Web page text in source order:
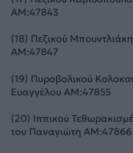
ΑΜ:47843
(18) Πεζικού
ΑΜ:47847
(19) Πυροβολικού
Ευαγγέλου ΑΜ:47855
(20) Ιππικού
του Παναγιώτη ΑΜ:47866